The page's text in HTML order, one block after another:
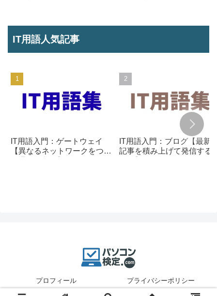
IT用語人気記事
IT用語入門：ゲートウェイ
【異なるネットワークをつな
IT用語入門：ブログ【最新
記事を積み上げて発信する
プロフィール プライバシーポリシー